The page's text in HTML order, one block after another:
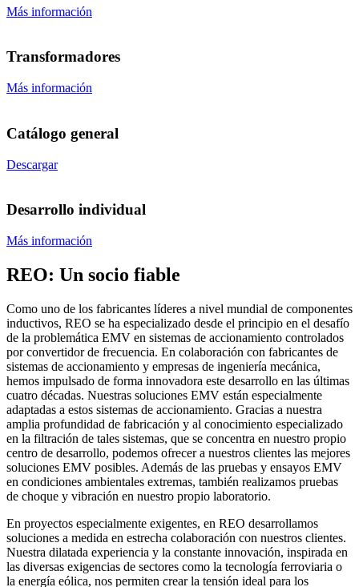
Más información
Transformadores
Más información
Catálogo general
Descargar
Desarrollo individual
Más información
REO: Un socio fiable
Como uno de los fabricantes líderes a nivel mundial de componentes
inductivos, REO se ha especializado desde el principio en el desafío
de la problemática EMV en sistemas de accionamiento controlados
por convertidor de frecuencia. En colaboración con fabricantes de
sistemas de accionamiento y empresas de ingeniería mecánica,
hemos impulsado de forma innovadora este desarrollo en las últimas
cuatro décadas. Nuestras soluciones EMV están especialmente
adaptadas a estos sistemas de accionamiento. Gracias a nuestra
amplia profundidad de fabricación y al conocimiento especializado
en la filtración de tales sistemas, que se concentra en nuestro propio
centro de desarrollo, podemos ofrecer a nuestros clientes las mejores
soluciones EMV posibles. Además de las pruebas y ensayos EMV
en condiciones ambientales extremas, también realizamos pruebas
de choque y vibración en nuestro propio laboratorio.
En proyectos especialmente exigentes, en REO desarrollamos
soluciones a medida en estrecha colaboración con nuestros clientes.
Nuestra dilatada experiencia y la constante innovación, inspirada en
las diversas exigencias de sectores como la tecnología ferroviaria o
la energía eólica, nos permiten crear la tensión ideal para los